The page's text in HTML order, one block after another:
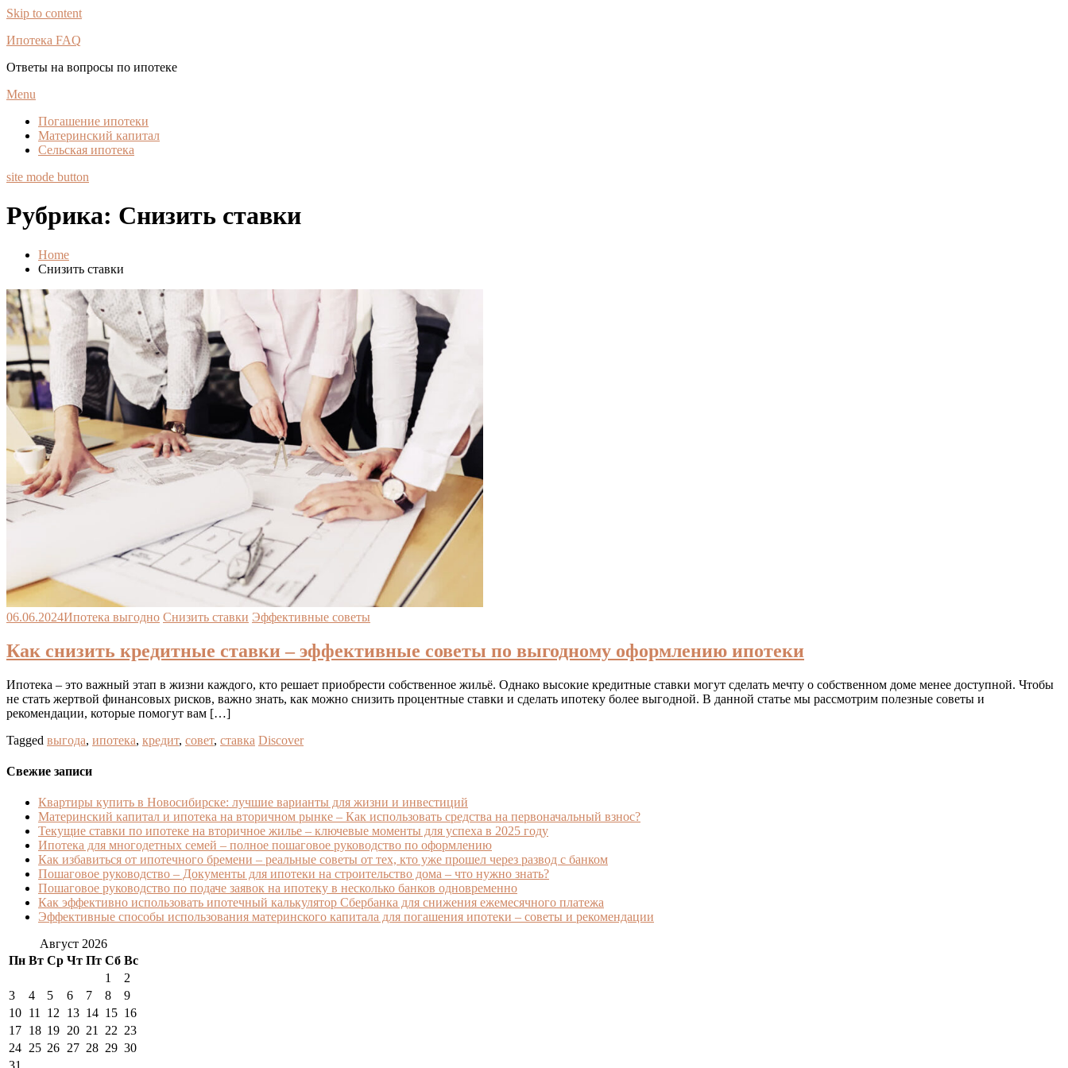
Skip to content
Ипотека FAQ
Ответы на вопросы по ипотеке
Menu
Погашение ипотеки
Материнский капитал
Сельская ипотека
site mode button
Рубрика: Снизить ставки
Home
Снизить ставки
06.06.2024Ипотека выгодно Снизить ставки Эффективные советы
Как снизить кредитные ставки – эффективные советы по выгодному оформлению ипотеки
Ипотека – это важный этап в жизни каждого, кто решает приобрести собственное жильё. Однако высокие кредитные ставки могут сделать мечту о собственном доме менее доступной. Чтобы
не стать жертвой финансовых рисков, важно знать, как можно снизить процентные ставки и сделать ипотеку более выгодной. В данной статье мы рассмотрим полезные советы и
рекомендации, которые помогут вам […]
Tagged выгода, ипотека, кредит, совет, ставка Discover
Свежие записи
Квартиры купить в Новосибирске: лучшие варианты для жизни и инвестиций
Материнский капитал и ипотека на вторичном рынке – Как использовать средства на первоначальный взнос?
Текущие ставки по ипотеке на вторичное жилье – ключевые моменты для успеха в 2025 году
Ипотека для многодетных семей – полное пошаговое руководство по оформлению
Как избавиться от ипотечного бремени – реальные советы от тех, кто уже прошел через развод с банком
Пошаговое руководство – Документы для ипотеки на строительство дома – что нужно знать?
Пошаговое руководство по подаче заявок на ипотеку в несколько банков одновременно
Как эффективно использовать ипотечный калькулятор Сбербанка для снижения ежемесячного платежа
Эффективные способы использования материнского капитала для погашения ипотеки – советы и рекомендации
Август 2026
Пн Вт Ср Чт Пт Сб Вс
1
2
3
4 5 6 7 8
9
10 11 12 13 14 15 16
17 18 19 20 21 22 23
24 25 26 27 28 29 30